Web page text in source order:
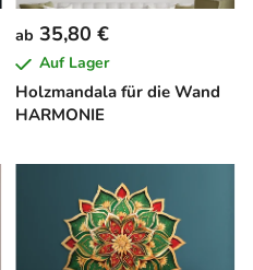
Holzmandala für die Wand
HARMONIE
ab 35,80 €
Auf Lager